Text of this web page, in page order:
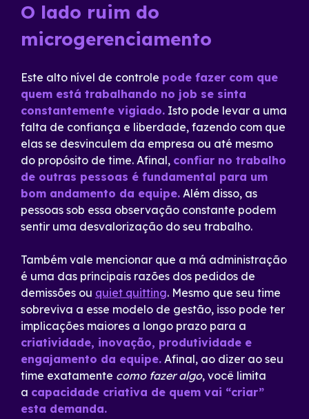
O lado ruim do
microgerenciamento
Este alto nível de controle pode fazer com que
quem está trabalhando no job se sinta
constantemente vigiado. Isto pode levar a uma
falta de confiança e liberdade, fazendo com que
elas se desvinculem da empresa ou até mesmo
do propósito de time. Afinal, confiar no trabalho
de outras pessoas é fundamental para um
bom andamento da equipe. Além disso, as
pessoas sob essa observação constante podem
sentir uma desvalorização do seu trabalho.
Também vale mencionar que a má administração
é uma das principais razões dos pedidos de
demissões ou quiet quitting. Mesmo que seu time
sobreviva a esse modelo de gestão, isso pode ter
implicações maiores a longo prazo para a
criatividade, inovação, produtividade e
engajamento da equipe. Afinal, ao dizer ao seu
time exatamente como fazer algo, você limita
a capacidade criativa de quem vai “criar”
esta demanda.